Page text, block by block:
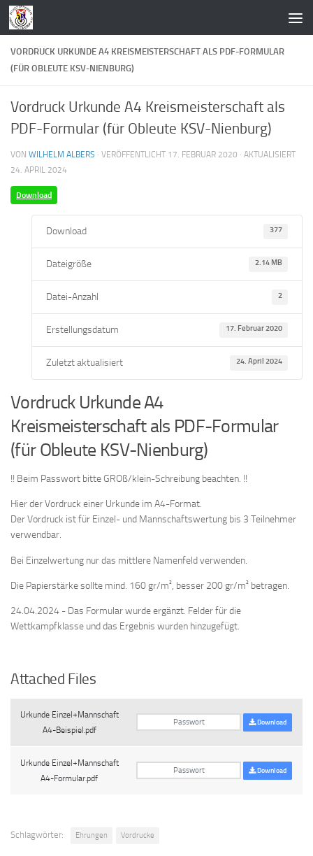
Zum Inhalt springen
VORDRUCK URKUNDE A4 KREISMEISTERSCHAFT ALS PDF-FORMULAR
(FÜR OBLEUTE KSV-NIENBURG)
Vordruck Urkunde A4 Kreismeisterschaft als
PDF-Formular (für Obleute KSV-Nienburg)
VON WILHELM ALBERS · VERÖFFENTLICHT 17. FEBRUAR 2020 · AKTUALISIERT
24. APRIL 2024
Download
Download 377
Dateigröße 2.14 MB
Datei-Anzahl 2
Erstellungsdatum 17. Februar 2020
Zuletzt aktualisiert 24. April 2024
Vordruck Urkunde A4
Kreismeisterschaft als PDF-Formular
(für Obleute KSV-Nienburg)
!! Beim Passwort bitte GROß/klein-Schreibung beachten. !!
Hier der Vordruck einer Urkunde im A4-Format.
Der Vordruck ist für Einzel- und Mannschaftswertung bis 3 Teilnehmer
verwendbar.
Bei Einzelwertung nur das mittlere Namenfeld verwenden.
Die Papierstärke sollte mind. 160 gr/m², besser 200 gr/m² betragen.
24.04.2024 - Das Formular wurde ergänzt. Felder für die
Wettkampfklasse und das Ergebnis wurden hinzugefügt.
Attached Files
Urkunde Einzel+Mannschaft
A4-Beispiel.pdf
Download
Urkunde Einzel+Mannschaft
A4-Formular.pdf
Download
Schlagwörter: Ehrungen Vordrucke